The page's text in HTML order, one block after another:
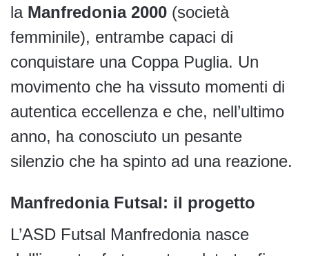
la Manfredonia 2000 (società
femminile), entrambe capaci di
conquistare una Coppa Puglia. Un
movimento che ha vissuto momenti di
autentica eccellenza e che, nell’ultimo
anno, ha conosciuto un pesante
silenzio che ha spinto ad una reazione.
Manfredonia Futsal: il progetto
L’ASD Futsal Manfredonia nasce